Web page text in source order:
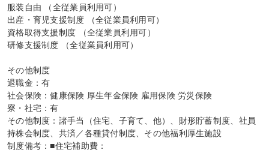
服装自由 （全従業員利用可）
出産・育児支援制度 （全従業員利用可）
資格取得支援制度 （全従業員利用可）
研修支援制度 （全従業員利用可）
その他制度
退職金：有
社会保険：健康保険 厚生年金保険 雇用保険 労災保険
寮・社宅：有
その他制度：諸手当（住宅、子育て、他）、財形貯蓄制度、社員
持株会制度、共済／各種貸付制度、その他福利厚生施設
制度備考：■住宅補助費：